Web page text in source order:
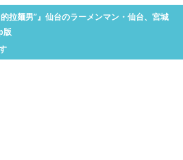
拉麺男”』仙台のラーメンマン・仙台、宮城
版